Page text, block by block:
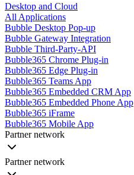
Desktop and Cloud
All Applications
Bubble Desktop Pop-up
Bubble Gateway Integration
Bubble Third-Party-API
Bubble365 Chrome Plug-in
Bubble365 Edge Plug-in
Bubble365 Teams App
Bubble365 Embedded CRM App
Bubble365 Embedded Phone App
Bubble365 iFrame
Bubble365 Mobile App
Partner network
Partner network